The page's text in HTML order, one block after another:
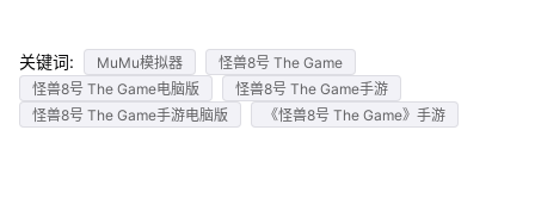
关键词: MuMu模拟器
怪兽8号 The Game
怪兽8号 The Game电脑版
怪兽8号 The Game手游
怪兽8号 The Game手游电脑版
《怪兽8号 The Game》手游